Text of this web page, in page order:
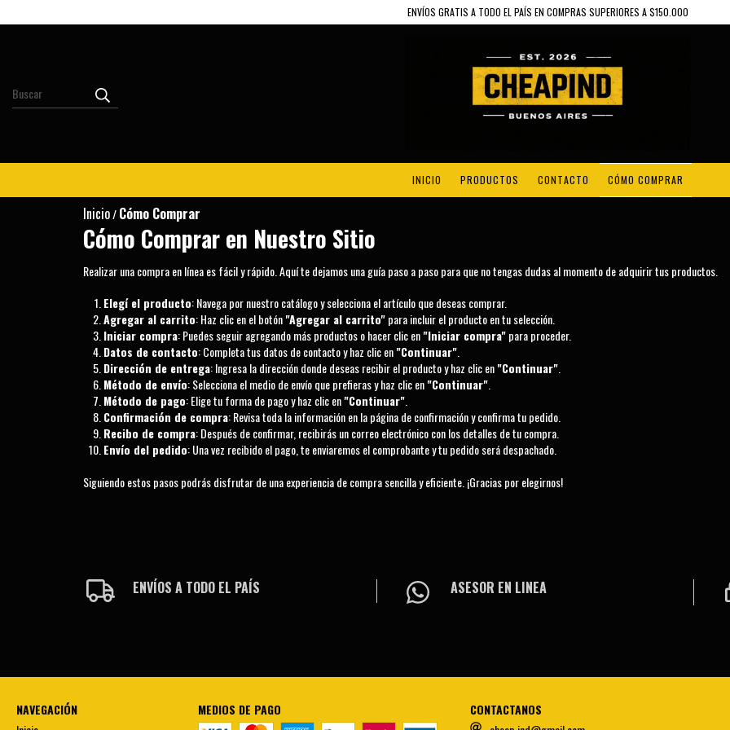
ENVÍOS GRATIS A TODO EL PAÍS EN COMPRAS SUPERIORES A $150.000
INICIO PRODUCTOS CONTACTO CÓMO COMPRAR
Inicio/Cómo Comprar
Cómo Comprar en Nuestro Sitio
Realizar una compra en línea es fácil y rápido. Aquí te dejamos una guía paso a paso para que no tengas dudas al momento de adquirir tus productos.
Elegí el producto: Navega por nuestro catálogo y selecciona el artículo que deseas comprar.
Agregar al carrito: Haz clic en el botón"Agregar al carrito"para incluir el producto en tu selección.
Iniciar compra: Puedes seguir agregando más productos o hacer clic en"Iniciar compra"para proceder.
Datos de contacto: Completa tus datos de contacto y haz clic en"Continuar"
Dirección de entrega: Ingresa la dirección donde deseas recibir el producto y haz clic en"Continuar"
Método de envío: Selecciona el medio de envío que prefieras y haz clic en"Continuar"
Método de pago: Elige tu forma de pago y haz clic en"Continuar"
Confirmación de compra: Revisa toda la información en la página de confirmación y confirma tu pedido.
Recibo de compra: Después de confirmar, recibirás un correo electrónico con los detalles de tu compra.
Envío del pedido: Una vez recibido el pago, te enviaremos el comprobante y tu pedido será despachado.
Siguiendo estos pasos podrás disfrutar de una experiencia de compra sencilla y eficiente. ¡Gracias por elegirnos!
ENVÍOS A TODO EL PAÍS ASESOR EN LINEA
NAVEGACIÓN
MEDIOS DE PAGO
CONTACTANOS